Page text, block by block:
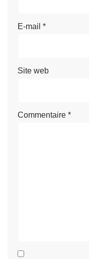
E-mail *
Site web
Commentaire *